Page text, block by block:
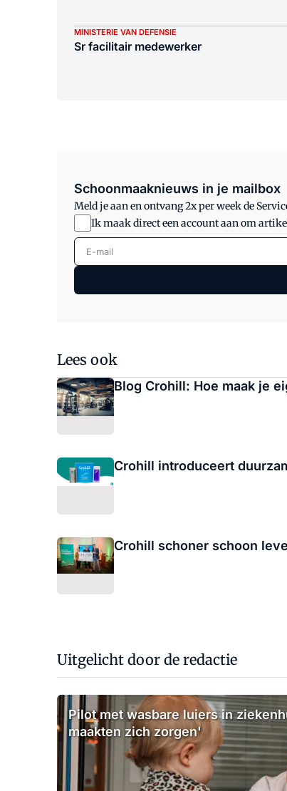
MINISTERIE VAN DEFENSIE
Sr facilitair medewerker
Schoonmaaknieuws in je mailbox
Meld je aan en ontvang 2x per week de
Ik maak direct een account aan om
E-mail
Lees ook
Blog Crohill: Hoe maak je
Crohill introduceert
Crohill schoner schoon
Uitgelicht door de redactie
Pilot met wasbare luiers in
maakten zich zorgen'